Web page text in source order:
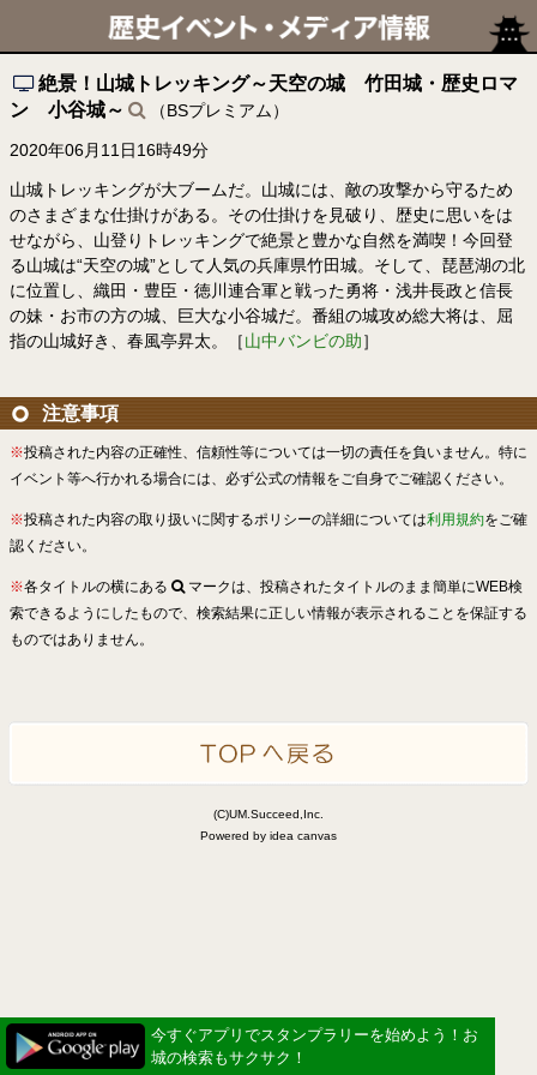
絶景！山城トレッキング～天空の城 竹田城・歴史ロマ
ン 小谷城～
（BSプレミアム）
2020年06月11日16時49分
山城トレッキングが大ブームだ。山城には、敵の攻撃から守るため
のさまざまな仕掛けがある。その仕掛けを見破り、歴史に思いをは
せながら、山登りトレッキングで絶景と豊かな自然を満喫！今回登
る山城は“天空の城”として人気の兵庫県竹田城。そして、琵琶湖の北
に位置し、織田・豊臣・徳川連合軍と戦った勇将・浅井長政と信長
の妹・お市の方の城、巨大な小谷城だ。番組の城攻め総大将は、屈
指の山城好き、春風亭昇太。［山中バンビの助］
注意事項
※投稿された内容の正確性、信頼性等については一切の責任を負いません。特に
イベント等へ行かれる場合には、必ず公式の情報をご自身でご確認ください。
※投稿された内容の取り扱いに関するポリシーの詳細については利用規約をご確
認ください。
※各タイトルの横にある
マークは、投稿されたタイトルのまま簡単にWEB検
索できるようにしたもので、検索結果に正しい情報が表示されることを保証する
ものではありません。
(C)UM.Succeed,Inc.
Powered by idea canvas
今すぐアプリでスタンプラリーを始めよう！お
城の検索もサクサク！